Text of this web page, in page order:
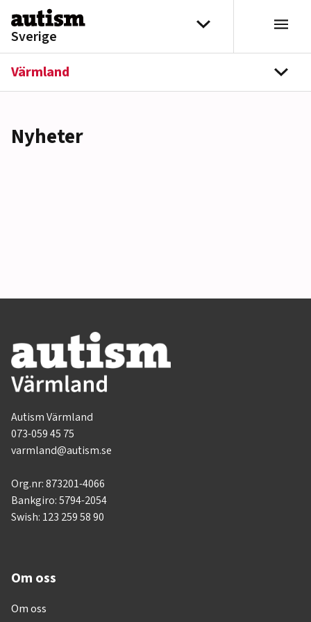
Hoppa till innehåll
Sverige
Välj distrikt
Värmland
Nyheter
Autism Värmland
073-059 45 75
varmland@autism.se
Org.nr: 873201-4066
Bankgiro: 5794-2054
Swish: 123 259 58 90
Om oss
Om oss